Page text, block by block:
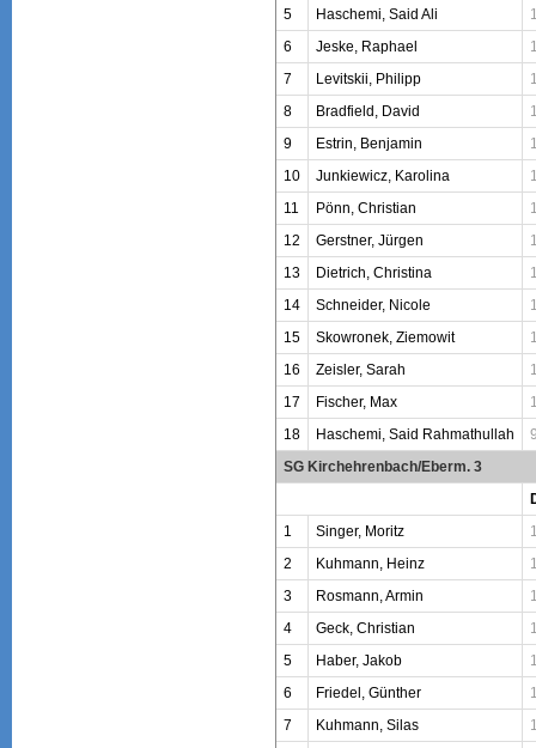
5 Haschemi, Said Ali
6
Jeske, Raphael
7
Levitskii, Philipp
8
Bradfield, David
9
Estrin, Benjamin
10
Junkiewicz, Karolina
11
Pönn, Christian
12
Gerstner, Jürgen
13
Dietrich, Christina
14
Schneider, Nicole
15
Skowronek, Ziemowit
16
Zeisler, Sarah
17
Fischer, Max
18
Haschemi, Said Rahmathullah
SG Kirchehrenbach/Eberm. 3
1
Singer, Moritz
2
Kuhmann, Heinz
3
Rosmann, Armin
4
Geck, Christian
5
Haber, Jakob
6
Friedel, Günther
7
Kuhmann, Silas